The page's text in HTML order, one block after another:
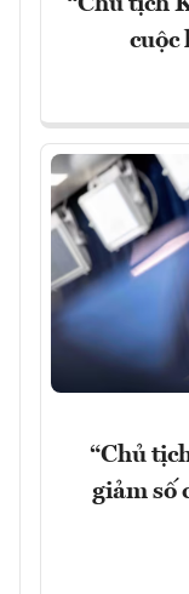
“Chủ tịch
cuộc
“Chủ
giảm số